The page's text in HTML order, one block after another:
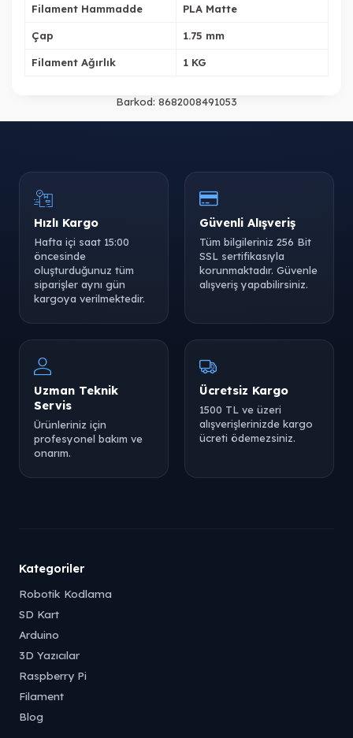
Filament Hammadde PLA Matte
Çap 1.75 mm
Filament Ağırlık 1 KG
Barkod: 8682008491053
Hızlı Kargo
Hafta içi saat 15:00
öncesinde
oluşturduğunuz tüm
siparişler aynı gün
kargoya verilmektedir.
Güvenli Alışveriş
Tüm bilgileriniz 256 Bit
SSL sertifikasıyla
korunmaktadır. Güvenle
alışveriş yapabilirsiniz.
Uzman Teknik
Servis
Ürünleriniz için
profesyonel bakım ve
onarım.
Ücretsiz Kargo
1500 TL ve üzeri
alışverişlerinizde kargo
ücreti ödemezsiniz.
Kategoriler
Robotik Kodlama
SD Kart
Arduino
3D Yazıcılar
Raspberry Pi
Filament
Blog